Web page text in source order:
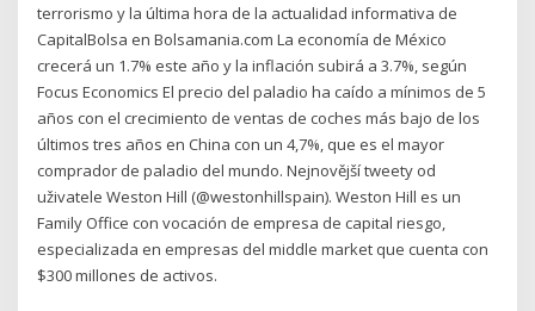
terrorismo y la última hora de la actualidad informativa de
CapitalBolsa en Bolsamania.com La economía de México
crecerá un 1.7% este año y la inflación subirá a 3.7%, según
Focus Economics El precio del paladio ha caído a mínimos de 5
años con el crecimiento de ventas de coches más bajo de los
últimos tres años en China con un 4,7%, que es el mayor
comprador de paladio del mundo. Nejnovější tweety od
uživatele Weston Hill (@westonhillspain). Weston Hill es un
Family Office con vocación de empresa de capital riesgo,
especializada en empresas del middle market que cuenta con
$300 millones de activos.